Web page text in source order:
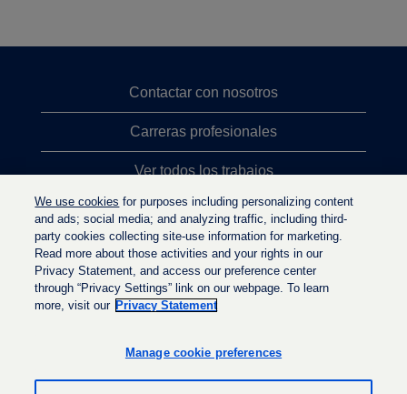
Contactar con nosotros
Carreras profesionales
Ver todos los trabajos
Búsqueda de altos cargos
Política de privacidad
a
r
a
r
We use cookies for purposes including personalizing content
and ads; social media; and analyzing traffic, including third-
party cookies collecting site-use information for marketing.
Read more about those activities and your rights in our
Privacy Statement, and access our preference center
through “Privacy Settings” link on our webpage. To learn
more, visit our Privacy Statement
Manage cookie preferences